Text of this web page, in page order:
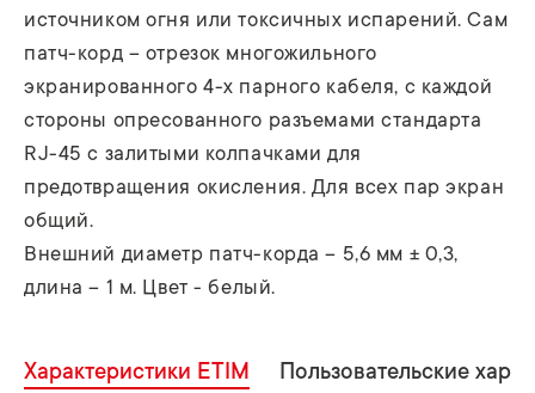
источником огня или токсичных испарений. Сам
патч-корд – отрезок многожильного
экранированного 4-х парного кабеля, с каждой
стороны опресованного разъемами стандарта
RJ-45 c залитыми колпачками для
предотвращения окисления. Для всех пар экран
общий.
Внешний диаметр патч-корда – 5,6 мм ± 0,3,
длина – 1 м. Цвет - белый.
Характеристики ETIM Пользовательские